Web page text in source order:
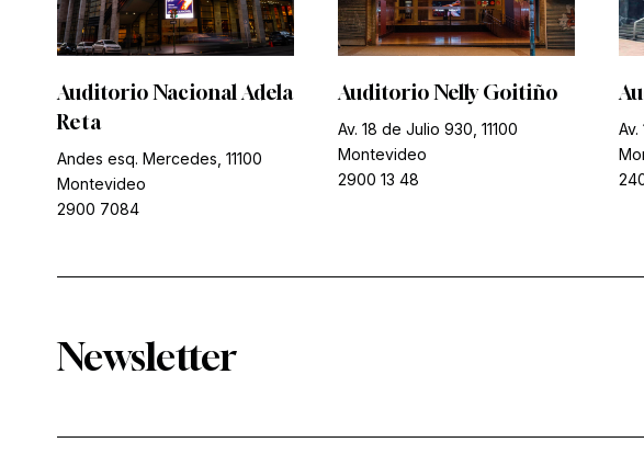
Auditorio Nacional Adela
Reta
Andes esq. Mercedes, 11100
Montevideo
2900 7084
Auditorio Nelly Goitiño
Av. 18 de Julio 930, 11100
Montevideo
2900 13 48
Av.
Newsletter